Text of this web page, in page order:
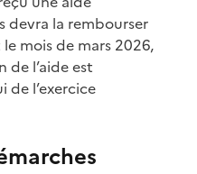
devra la rembourser
mois de mars 2026,
de l’aide est
de l’exercice